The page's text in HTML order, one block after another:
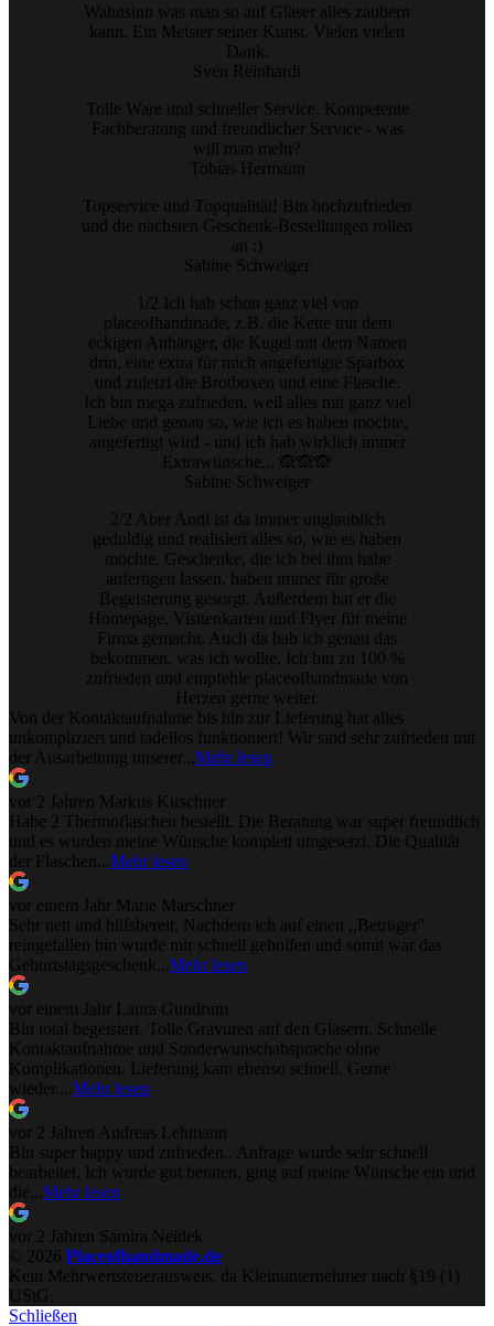
Wahnsinn was man so auf Gläser alles zaubern
kann. Ein Meister seiner Kunst. Vielen vielen
Dank.
Sven Reinhardt
Tolle Ware und schneller Service. Kompetente
Fachberatung und freundlicher Service - was
will man mehr?
Tobias Hermann
Topservice und Topqualität! Bin hochzufrieden
und die nächsten Geschenk-Bestellungen rollen
an :)
Sabine Schweiger
1/2 Ich hab schon ganz viel von
placeofhandmade, z.B. die Kette mit dem
eckigen Anhänger, die Kugel mit dem Namen
drin, eine extra für mich angefertigte Sparbox
und zuletzt die Brotboxen und eine Flasche.
Ich bin mega zufrieden, weil alles mit ganz viel
Liebe und genau so, wie ich es haben möchte,
angefertigt wird - und ich hab wirklich immer
Extrawünsche... 🙈🙈🙈
Sabine Schweiger
2/2 Aber Andi ist da immer unglaublich
geduldig und realisiert alles so, wie es haben
möchte. Geschenke, die ich bei ihm habe
anfertigen lassen, haben immer für große
Begeisterung gesorgt. Außerdem hat er die
Homepage, Visitenkarten und Flyer für meine
Firma gemacht. Auch da hab ich genau das
bekommen, was ich wollte. Ich bin zu 100 %
zufrieden und empfehle placeofhandmade von
Herzen gerne weiter.
Von der Kontaktaufnahme bis hin zur Lieferung hat alles
unkompliziert und tadellos funktioniert! Wir sind sehr zufrieden mit
der Ausarbeitung unserer... Mehr lesen
vor 2 Jahren Markus Kirschner
Habe 2 Thermoflaschen bestellt. Die Beratung war super freundlich
und es wurden meine Wünsche komplett umgesetzt. Die Qualität
der Flaschen... Mehr lesen
vor einem Jahr
Marie Marschner
Sehr nett und hilfsbereit. Nachdem ich auf einen ,,Betrüger''
reingefallen bin wurde mir schnell geholfen und somit war das
Geburtstagsgeschenk... Mehr lesen
vor einem Jahr
Laura Gundrum
Bin total begeistert. Tolle Gravuren auf den Gläsern. Schnelle
Kontaktaufnahme und Sonderwunschabsprache ohne
Komplikationen. Lieferung kam ebenso schnell. Gerne
wieder.... Mehr lesen
vor 2 Jahren Andreas Lehmann
Bin super happy und zufrieden.. Anfrage wurde sehr schnell
bearbeitet. Ich wurde gut beraten, ging auf meine Wünsche ein und
die... Mehr lesen
vor 2 Jahren Samira Neidek
© 2026 Placeofhandmade.de
Kein Mehrwertsteuerausweis, da Kleinunternehmer nach §19 (1)
UStG.
Schließen